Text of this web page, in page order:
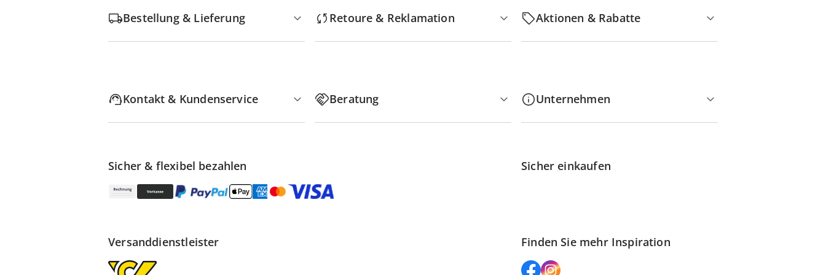
Bestellung & Lieferung Retoure & Reklamation Aktionen & Rabatte
Kontakt & Kundenservice Beratung Unternehmen
Sicher & flexibel bezahlen Sicher einkaufen
Versanddienstleister Finden Sie mehr Inspiration